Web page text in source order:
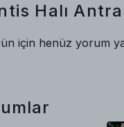
Halı
için henüz yorum